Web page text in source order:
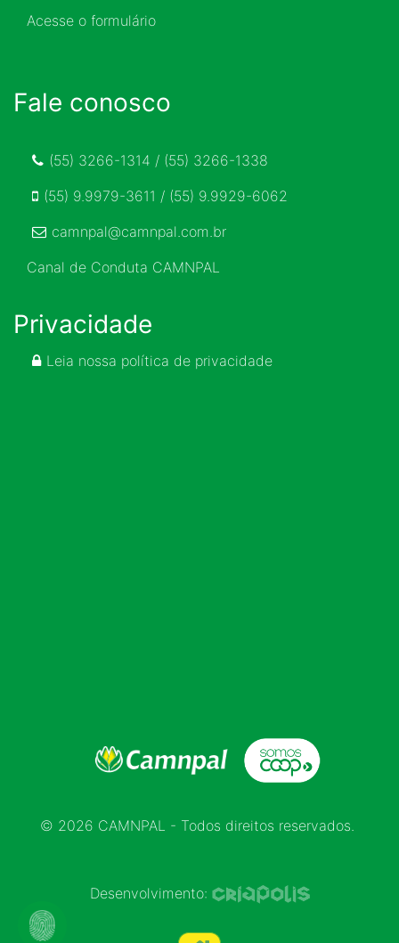
Acesse o formulário
Fale conosco
(55) 3266-1314 / (55) 3266-1338
(55) 9.9979-3611 / (55) 9.9929-6062
camnpal@camnpal.com.br
Canal de Conduta CAMNPAL
Privacidade
Leia nossa política de privacidade
© 2026 CAMNPAL - Todos direitos reservados.
Desenvolvimento: